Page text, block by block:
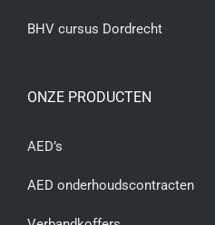
BHV cursus Dordrecht
ONZE PRODUCTEN
AED’s
AED onderhoudscontracten